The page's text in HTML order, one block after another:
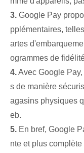
3. Google Pay
pplémentaires,
artes
ogrammes de
4.Avec Google
s de manière
agasins physiques
eb.
5. En bref, Google
nte et plus